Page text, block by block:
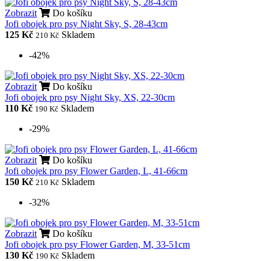
Zobrazit
Do košíku
Jofi obojek pro psy Night Sky, S, 28-43cm
125 Kč 210 Kč Skladem
-42%
Zobrazit
Do košíku
Jofi obojek pro psy Night Sky, XS, 22-30cm
110 Kč 190 Kč Skladem
-29%
Zobrazit
Do košíku
Jofi obojek pro psy Flower Garden, L, 41-66cm
150 Kč 210 Kč Skladem
-32%
Zobrazit
Do košíku
Jofi obojek pro psy Flower Garden, M, 33-51cm
130 Kč 190 Kč Skladem